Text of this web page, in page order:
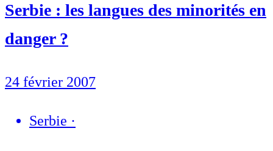
Serbie : les langues des minorités en
danger ?
24 février 2007
Serbie ·